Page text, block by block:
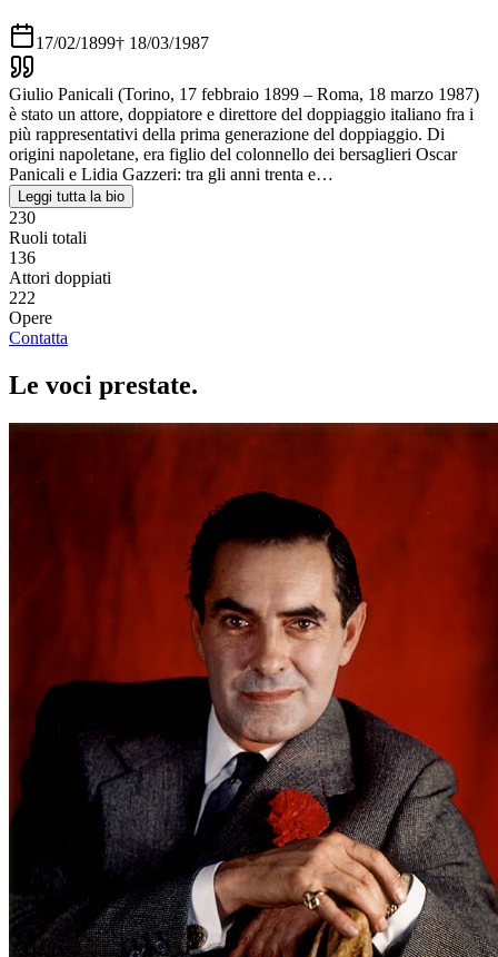
17/02/1899† 18/03/1987
Giulio Panicali (Torino, 17 febbraio 1899 – Roma, 18 marzo 1987)
è stato un attore, doppiatore e direttore del doppiaggio italiano fra i
più rappresentativi della prima generazione del doppiaggio. Di
origini napoletane, era figlio del colonnello dei bersaglieri Oscar
Panicali e Lidia Gazzeri: tra gli anni trenta e…
Leggi tutta la bio
230
Ruoli totali
136
Attori doppiati
222
Opere
Contatta
Le voci prestate.